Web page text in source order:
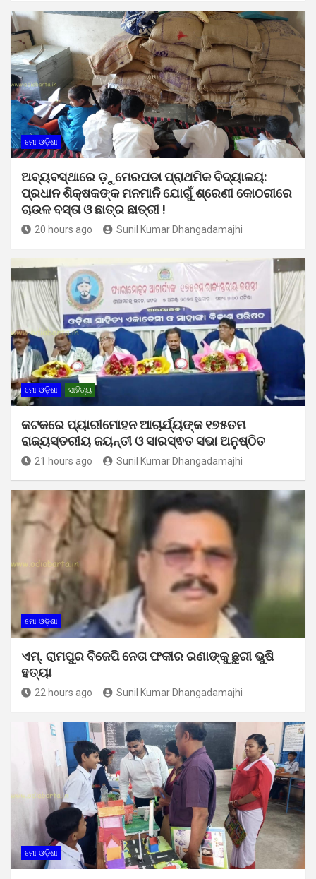
ମୋ ଓଡ଼ିଶା
ଅବ୍ୟବସ୍ଥାରେ ଡ଼ୁମେରପଡା ପ୍ରାଥମିକ ବିଦ୍ୟାଳୟ:
ପ୍ରଧାନ ଶିକ୍ଷକଙ୍କ ମନମାନି ଯୋଗୁଁ ଶ୍ରେଣୀ କୋଠରୀରେ
ଚାଉଳ ବସ୍ତା ଓ ଛାତ୍ର ଛାତ୍ରୀ !
20 hours ago Sunil Kumar Dhangadamajhi
ମୋ ଓଡ଼ିଶା ସାହିତ୍ୟ
କଟକରେ ପ୍ୟାରୀମୋହନ ଆଚାର୍ଯ୍ୟଙ୍କ ୧୭୫ତମ
ରାଜ୍ୟସ୍ତରୀୟ ଜୟନ୍ତୀ ଓ ସାରସ୍ଵତ ସଭା ଅନୁଷ୍ଠିତ
21 hours ago Sunil Kumar Dhangadamajhi
ମୋ ଓଡ଼ିଶା
ଏମ୍. ରାମପୁର ବିଜେପି ନେତା ଫକୀର ରଣାଙ୍କୁ ଛୁରୀ ଭୁଷି
ହତ୍ୟା
22 hours ago Sunil Kumar Dhangadamajhi
ମୋ ଓଡ଼ିଶା